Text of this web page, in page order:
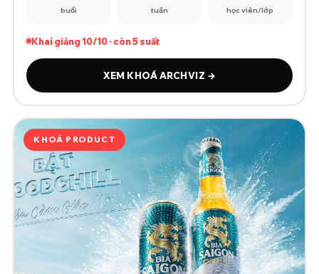
buổi tuần học viên/lớp
Khai giảng 10/10 · còn 5 suất
XEM KHOÁ ARCHVIZ →
KHOÁ PRODUCT